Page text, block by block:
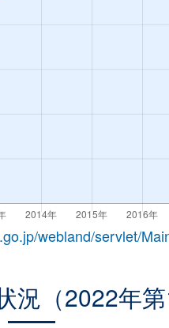
webland/servlet/
（2022年第